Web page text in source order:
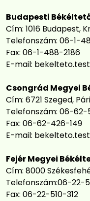
Budapesti
Cím: 1016 Budapest,
Telefonszám: 06-1-
Fax: 06-1-488-2186
E-mail:
Csongrád Megyei
Cím: 6721 Szeged,
Telefonszám: 06-62-
Fax: 06-62-426-149
E-mail:
Fejér Megyei
Cím: 8000
Telefonszám:06-22-
Fax: 06-22-510-312